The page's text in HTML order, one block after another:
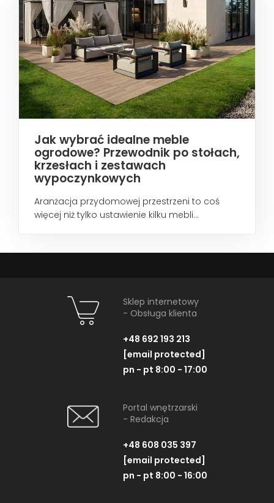
Jak wybrać idealne meble
ogrodowe? Przewodnik po stołach,
krzesłach i zestawach
wypoczynkowych
Aranżacja przydomowej przestrzeni to coś
więcej niż tylko ustawienie kilku mebli...
Sklep internetowy
- Obsługa klienta
+48 692 193 213
[email protected]
pn - pt 8:00 - 17:00
Portal wnętrzarski
- Redakcja
+48 608 035 397
[email protected]
pn - pt 8:00 - 16:00